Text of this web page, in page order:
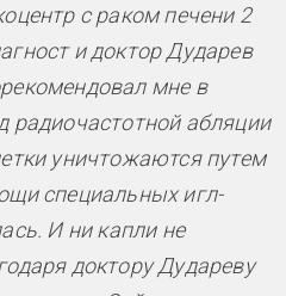
с раком печени 2
и доктор Дударев
мне в
радиочастотной абляции
уничтожаются путем
специальных игл-
И ни капли не
доктору Дудареву